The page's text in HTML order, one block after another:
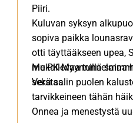
Piiri.
Kuluvan syksyn
sopiva paikka
otti täyttääkseen upea,
mukailevaa tunnelmaa
Verstas.
Me PK-Myynnillä
sekä salin puolen
tarvikkeineen tähän
Onnea ja menestystä